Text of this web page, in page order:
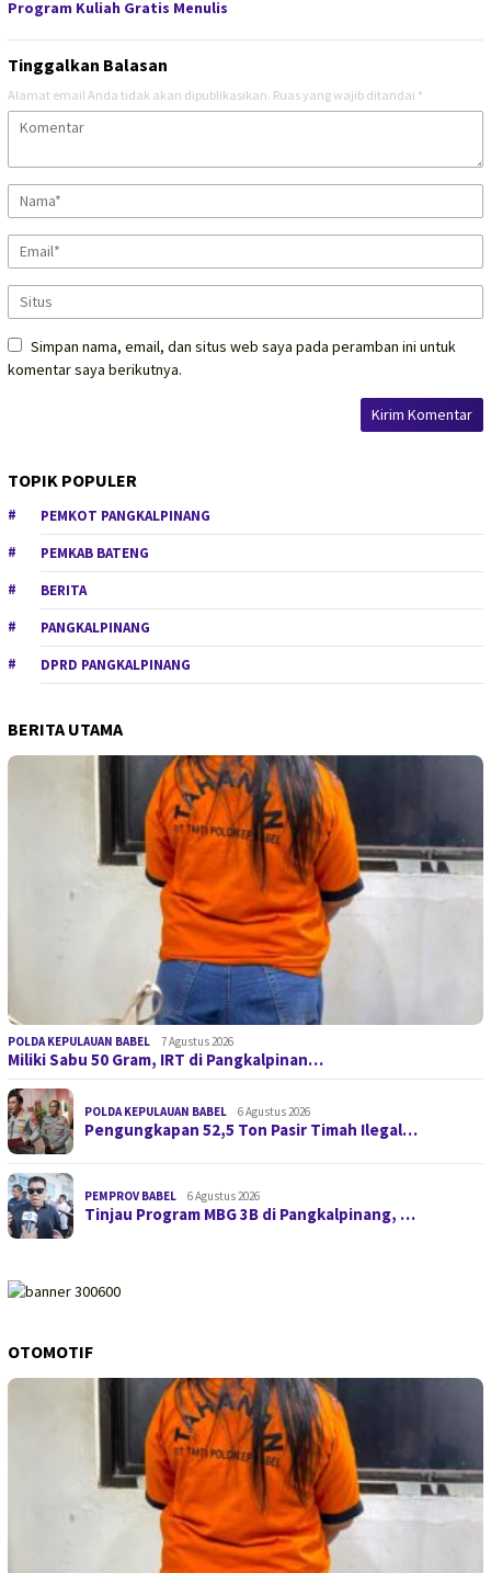
Program Kuliah Gratis Menulis
Tinggalkan Balasan
Alamat email Anda tidak akan dipublikasikan. Ruas yang wajib ditandai *
Simpan nama, email, dan situs web saya pada peramban ini untuk
komentar saya berikutnya.
TOPIK POPULER
PEMKOT PANGKALPINANG
PEMKAB BATENG
BERITA
PANGKALPINANG
DPRD PANGKALPINANG
BERITA UTAMA
POLDA KEPULAUAN BABEL 7 Agustus 2026
Miliki Sabu 50 Gram, IRT di Pangkalpinan…
POLDA KEPULAUAN BABEL 6 Agustus 2026
Pengungkapan 52,5 Ton Pasir Timah Ilegal…
PEMPROV BABEL 6 Agustus 2026
Tinjau Program MBG 3B di Pangkalpinang, …
OTOMOTIF